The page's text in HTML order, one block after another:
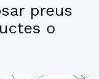
preus
o